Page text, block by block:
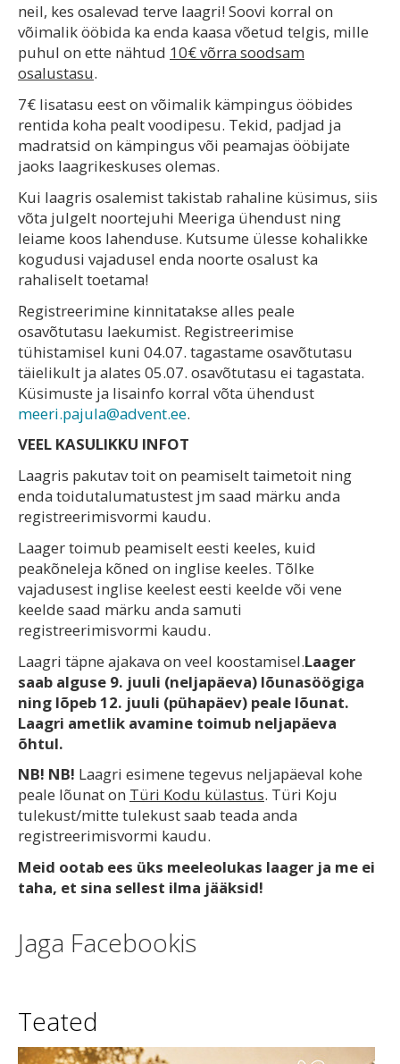
neil, kes osalevad terve laagri! Soovi korral on
võimalik ööbida ka enda kaasa võetud telgis, mille
puhul on ette nähtud 10€ võrra soodsam
osalustasu.
7€ lisatasu eest on võimalik kämpingus ööbides
rentida koha pealt voodipesu. Tekid, padjad ja
madratsid on kämpingus või peamajas ööbijate
jaoks laagrikeskuses olemas.
Kui laagris osalemist takistab rahaline küsimus, siis
võta julgelt noortejuhi Meeriga ühendust ning
leiame koos lahenduse. Kutsume ülesse kohalikke
kogudusi vajadusel enda noorte osalust ka
rahaliselt toetama!
Registreerimine kinnitatakse alles peale
osavõtutasu laekumist. Registreerimise
tühistamisel kuni 04.07. tagastame osavõtutasu
täielikult ja alates 05.07. osavõtutasu ei tagastata.
Küsimuste ja lisainfo korral võta ühendust
meeri.pajula@advent.ee.
VEEL KASULIKKU INFOT
Laagris pakutav toit on peamiselt taimetoit ning
enda toidutalumatustest jm saad märku anda
registreerimisvormi kaudu.
Laager toimub peamiselt eesti keeles, kuid
peakõneleja kõned on inglise keeles. Tõlke
vajadusest inglise keelest eesti keelde või vene
keelde saad märku anda samuti
registreerimisvormi kaudu.
Laagri täpne ajakava on veel koostamisel.Laager
saab alguse 9. juuli (neljapäeva) lõunasöögiga
ning lõpeb 12. juuli (pühapäev) peale lõunat.
Laagri ametlik avamine toimub neljapäeva
õhtul.
NB! NB! Laagri esimene tegevus neljapäeval kohe
peale lõunat on Türi Kodu külastus. Türi Koju
tulekust/mitte tulekust saab teada anda
registreerimisvormi kaudu.
Meid ootab ees üks meeleolukas laager ja me ei
taha, et sina sellest ilma jääksid!
Jaga Facebookis
Teated